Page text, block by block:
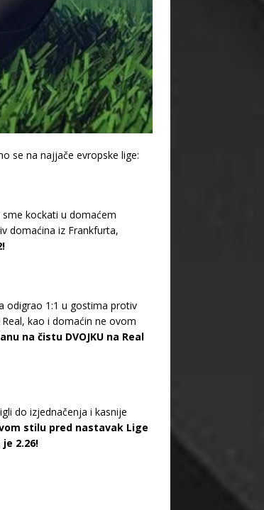
se na najjače evropske lige:
kockati u domaćem
domaćina iz Frankfurta,
odigrao 1:1 u gostima protiv
kao i domaćin ne ovom
na čistu DVOJKU na Real
do izjednačenja i kasnije
stilu pred nastavak Lige
2.26!